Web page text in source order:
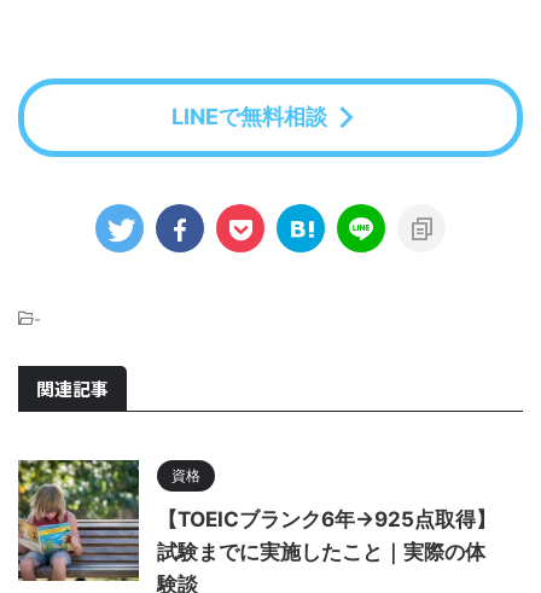
LINEで無料相談
-
関連記事
資格
【TOEICブランク6年→925点取得】
試験までに実施したこと｜実際の体
験談